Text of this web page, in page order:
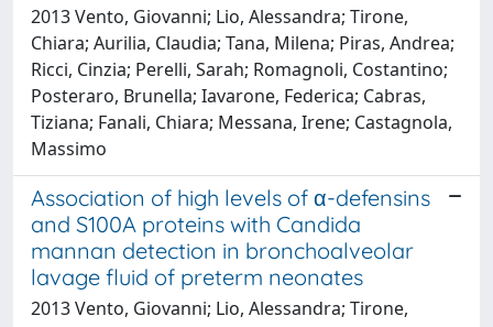
2013 Vento, Giovanni; Lio, Alessandra; Tirone,
Chiara; Aurilia, Claudia; Tana, Milena; Piras, Andrea;
Ricci, Cinzia; Perelli, Sarah; Romagnoli, Costantino;
Posteraro, Brunella; Iavarone, Federica; Cabras,
Tiziana; Fanali, Chiara; Messana, Irene; Castagnola,
Massimo
Association of high levels of α-defensins
and S100A proteins with Candida
mannan detection in bronchoalveolar
lavage fluid of preterm neonates
2013 Vento, Giovanni; Lio, Alessandra; Tirone,